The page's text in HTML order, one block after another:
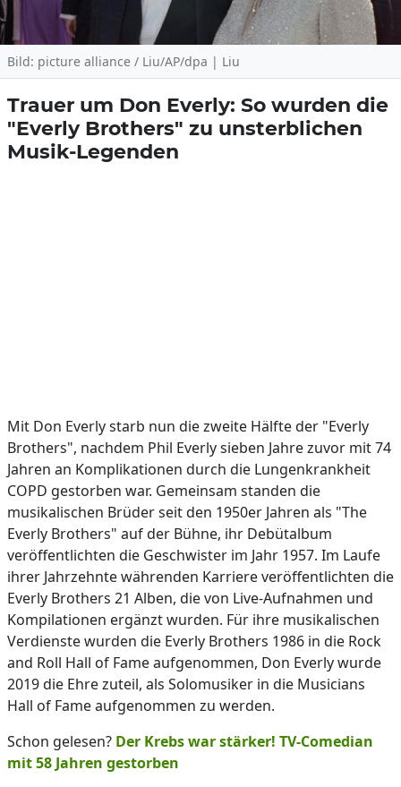
Bild: picture alliance / Liu/AP/dpa | Liu
Trauer um Don Everly: So wurden die
"Everly Brothers" zu unsterblichen
Musik-Legenden
Mit Don Everly starb nun die zweite Hälfte der "Everly
Brothers", nachdem Phil Everly sieben Jahre zuvor mit 74
Jahren an Komplikationen durch die Lungenkrankheit
COPD gestorben war. Gemeinsam standen die
musikalischen Brüder seit den 1950er Jahren als "The
Everly Brothers" auf der Bühne, ihr Debütalbum
veröffentlichten die Geschwister im Jahr 1957. Im Laufe
ihrer Jahrzehnte währenden Karriere veröffentlichten die
Everly Brothers 21 Alben, die von Live-Aufnahmen und
Kompilationen ergänzt wurden. Für ihre musikalischen
Verdienste wurden die Everly Brothers 1986 in die Rock
and Roll Hall of Fame aufgenommen, Don Everly wurde
2019 die Ehre zuteil, als Solomusiker in die Musicians
Hall of Fame aufgenommen zu werden.
Schon gelesen? Der Krebs war stärker! TV-Comedian
mit 58 Jahren gestorben